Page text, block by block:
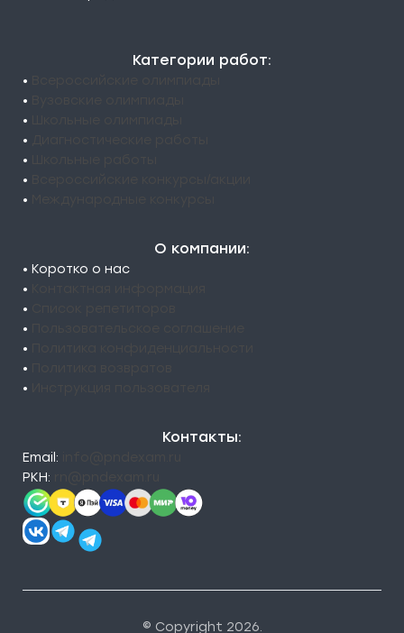
Категории работ:
•
•
•
•
•
•
•
О компании:
• Коротко о нас
•
•
•
•
•
•
Контакты:
Email:
РКН:
© Copyright 2026.